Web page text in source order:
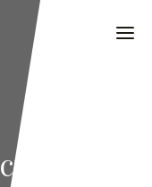
que